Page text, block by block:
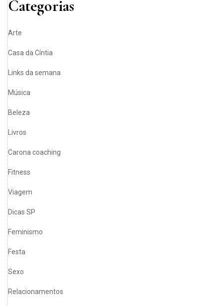
Categorias
Arte
Casa da Cíntia
Links da semana
Música
Beleza
Livros
Carona coaching
Fitness
Viagem
Dicas SP
Feminismo
Festa
Sexo
Relacionamentos